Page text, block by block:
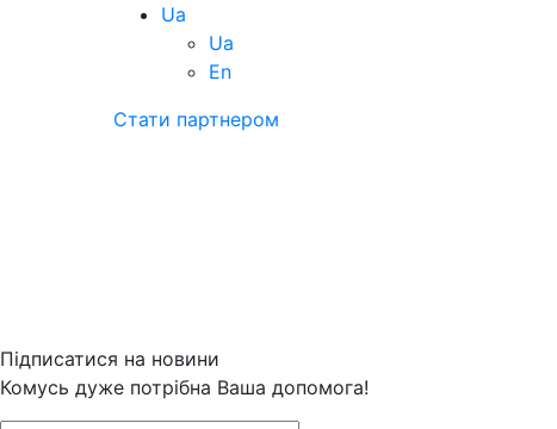
Ua
Ua
En
Стати партнером
Підписатися на новини
Комусь дуже потрібна Ваша допомога!